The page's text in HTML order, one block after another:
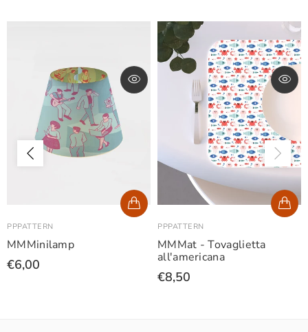
PPPATTERN
MMMinilamp
€6,00
PPPATTERN
MMMat - Tovaglietta
all'americana
€8,50